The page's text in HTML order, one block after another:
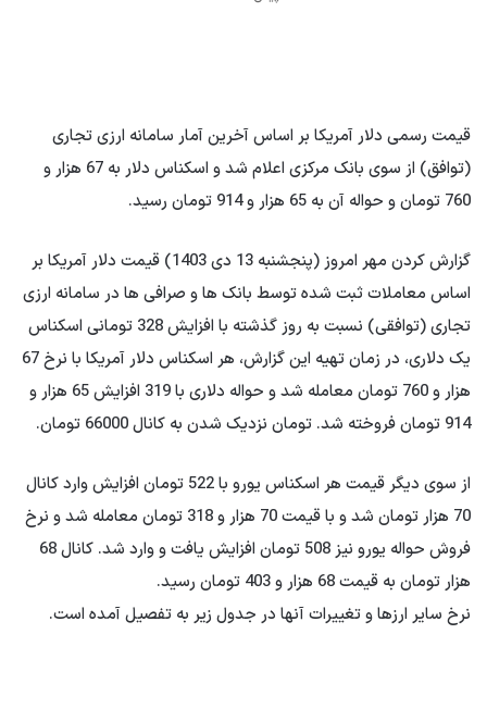
قیمت رسمی دلار آمریکا بر اساس آخرین آمار سامانه ارزی تجاری
(توافق) از سوی بانک مرکزی اعلام شد و اسکناس دلار به 67 هزار و
760 تومان و حواله آن به 65 هزار و 914 تومان رسید.
گزارش کردن مهر امروز (پنجشنبه 13 دی 1403) قیمت دلار آمریکا بر
اساس معاملات ثبت شده توسط بانک ها و صرافی ها در سامانه ارزی
تجاری (توافقی) نسبت به روز گذشته با افزایش 328 تومانی اسکناس
یک دلاری، در زمان تهیه این گزارش، هر اسکناس دلار آمریکا با نرخ 67
هزار و 760 تومان معامله شد و حواله دلاری با 319 افزایش 65 هزار و
914 تومان فروخته شد. تومان نزدیک شدن به کانال 66000 تومان.
از سوی دیگر قیمت هر اسکناس یورو با 522 تومان افزایش وارد کانال
70 هزار تومان شد و با قیمت 70 هزار و 318 تومان معامله شد و نرخ
فروش حواله یورو نیز 508 تومان افزایش یافت و وارد شد. کانال 68
هزار تومان به قیمت 68 هزار و 403 تومان رسید.
نرخ سایر ارزها و تغییرات آنها در جدول زیر به تفصیل آمده است.